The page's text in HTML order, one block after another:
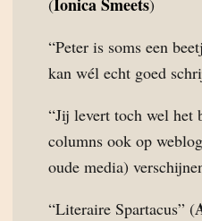
(
)
“Peter is soms een
kan wél echt goed
“Jij levert toch wel het
columns ook op
oude media)
“Literaire Spartacus” (